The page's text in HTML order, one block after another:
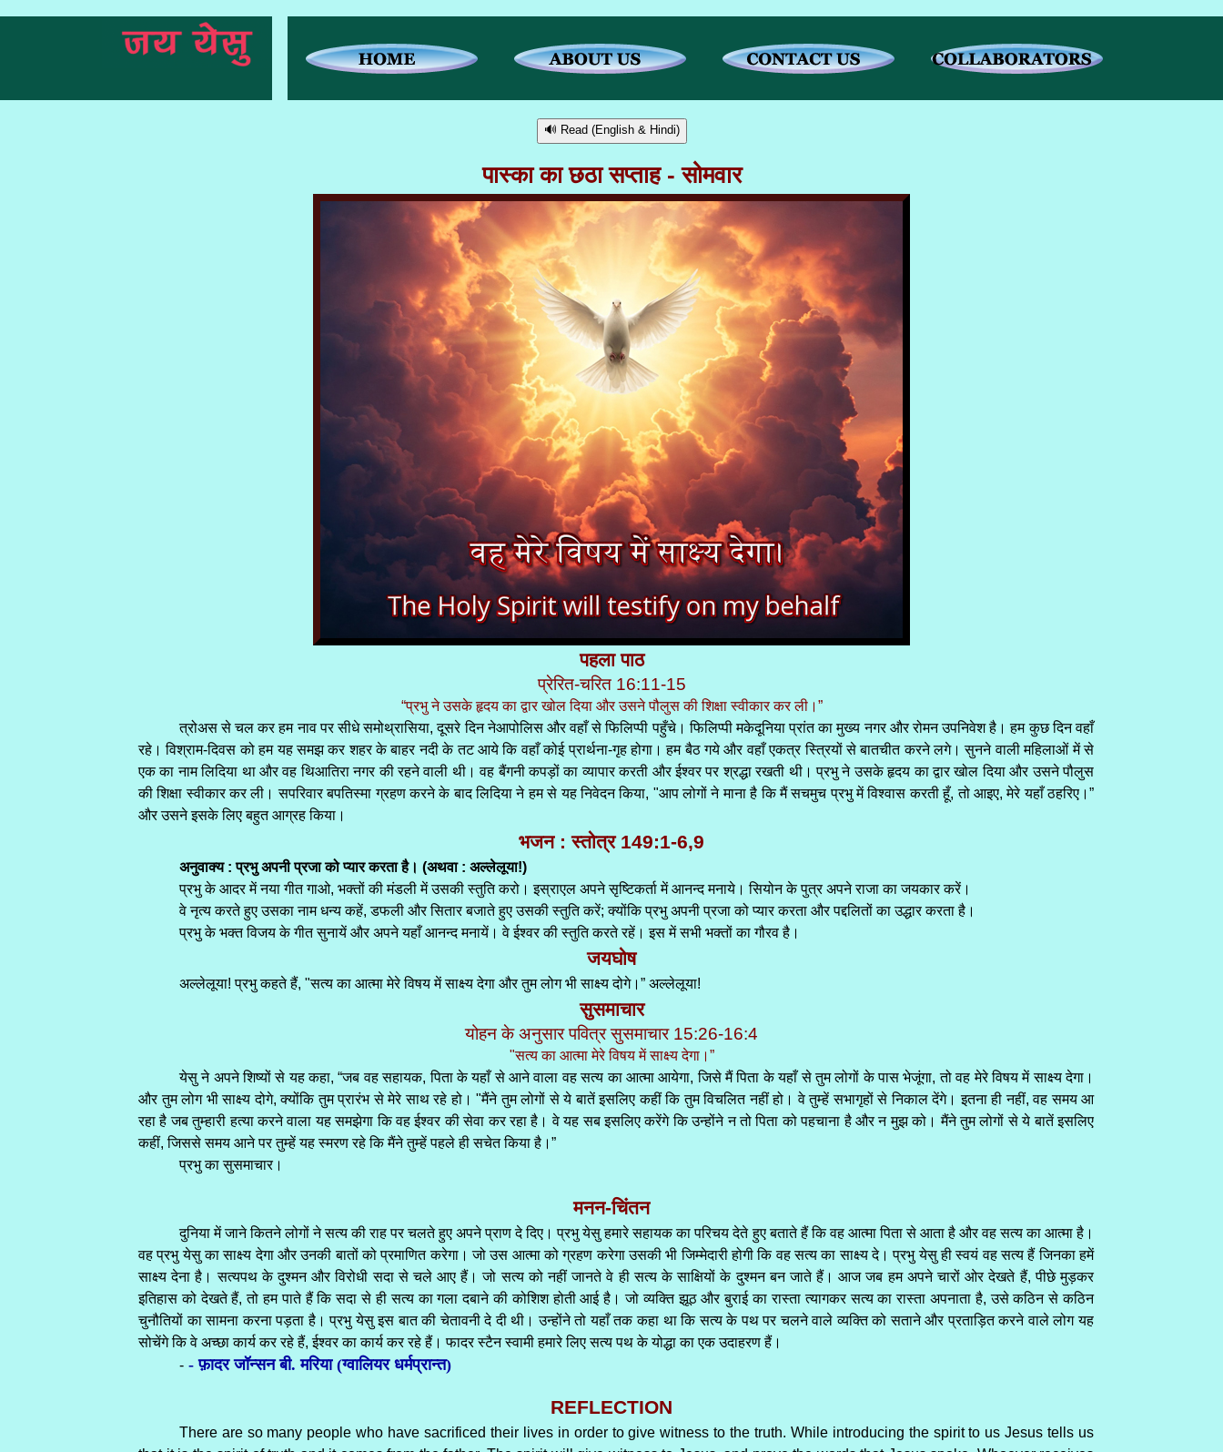
🔊 Read (English & Hindi)
पास्का का छठा सप्ताह - सोमवार
पहला पाठ
प्रेरित-चरित 16:11-15
“प्रभु ने उसके हृदय का द्वार खोल दिया और उसने पौलुस की शिक्षा स्वीकार कर ली।”
त्रोअस से चल कर हम नाव पर सीधे समोथ्रासिया, दूसरे दिन नेआपोलिस और वहाँ से फिलिप्पी पहुँचे। फिलिप्पी मकेदूनिया प्रांत का मुख्य नगर और रोमन उपनिवेश है। हम कुछ दिन वहाँ
रहे। विश्राम-दिवस को हम यह समझ कर शहर के बाहर नदी के तट आये कि वहाँ कोई प्रार्थना-गृह होगा। हम बैठ गये और वहाँ एकत्र स्त्रियों से बातचीत करने लगे। सुनने वाली महिलाओं में से
एक का नाम लिदिया था और वह थिआतिरा नगर की रहने वाली थी। वह बैंगनी कपड़ों का व्यापार करती और ईश्वर पर श्रद्धा रखती थी। प्रभु ने उसके हृदय का द्वार खोल दिया और उसने पौलुस
की शिक्षा स्वीकार कर ली। सपरिवार बपतिस्मा ग्रहण करने के बाद लिदिया ने हम से यह निवेदन किया, "आप लोगों ने माना है कि मैं सचमुच प्रभु में विश्वास करती हूँ, तो आइए, मेरे यहाँ ठहरिए।”
और उसने इसके लिए बहुत आग्रह किया।
भजन : स्तोत्र 149:1-6,9
अनुवाक्य : प्रभु अपनी प्रजा को प्यार करता है। (अथवा : अल्लेलूया!)
प्रभु के आदर में नया गीत गाओ, भक्तों की मंडली में उसकी स्तुति करो। इस्राएल अपने सृष्टिकर्ता में आनन्द मनाये। सियोन के पुत्र अपने राजा का जयकार करें।
वे नृत्य करते हुए उसका नाम धन्य कहें, डफली और सितार बजाते हुए उसकी स्तुति करें; क्योंकि प्रभु अपनी प्रजा को प्यार करता और पद्दलितों का उद्धार करता है।
प्रभु के भक्त विजय के गीत सुनायें और अपने यहाँ आनन्द मनायें। वे ईश्वर की स्तुति करते रहें। इस में सभी भक्तों का गौरव है।
जयघोष
अल्लेलूया! प्रभु कहते हैं, "सत्य का आत्मा मेरे विषय में साक्ष्य देगा और तुम लोग भी साक्ष्य दोगे।” अल्लेलूया!
सुसमाचार
योहन के अनुसार पवित्र सुसमाचार 15:26-16:4
"सत्य का आत्मा मेरे विषय में साक्ष्य देगा।”
येसु ने अपने शिष्यों से यह कहा, “जब वह सहायक, पिता के यहाँ से आने वाला वह सत्य का आत्मा आयेगा, जिसे मैं पिता के यहाँ से तुम लोगों के पास भेजूंगा, तो वह मेरे विषय में साक्ष्य देगा।
और तुम लोग भी साक्ष्य दोगे, क्योंकि तुम प्रारंभ से मेरे साथ रहे हो। "मैंने तुम लोगों से ये बातें इसलिए कहीं कि तुम विचलित नहीं हो। वे तुम्हें सभागृहों से निकाल देंगे। इतना ही नहीं, वह समय आ
रहा है जब तुम्हारी हत्या करने वाला यह समझेगा कि वह ईश्वर की सेवा कर रहा है। वे यह सब इसलिए करेंगे कि उन्होंने न तो पिता को पहचाना है और न मुझ को। मैंने तुम लोगों से ये बातें इसलिए
कहीं, जिससे समय आने पर तुम्हें यह स्मरण रहे कि मैंने तुम्हें पहले ही सचेत किया है।”
प्रभु का सुसमाचार।
मनन-चिंतन
दुनिया में जाने कितने लोगों ने सत्य की राह पर चलते हुए अपने प्राण दे दिए। प्रभु येसु हमारे सहायक का परिचय देते हुए बताते हैं कि वह आत्मा पिता से आता है और वह सत्य का आत्मा है।
वह प्रभु येसु का साक्ष्य देगा और उनकी बातों को प्रमाणित करेगा। जो उस आत्मा को ग्रहण करेगा उसकी भी जिम्मेदारी होगी कि वह सत्य का साक्ष्य दे। प्रभु येसु ही स्वयं वह सत्य हैं जिनका हमें
साक्ष्य देना है। सत्यपथ के दुश्मन और विरोधी सदा से चले आए हैं। जो सत्य को नहीं जानते वे ही सत्य के साक्षियों के दुश्मन बन जाते हैं। आज जब हम अपने चारों ओर देखते हैं, पीछे मुड़कर
इतिहास को देखते हैं, तो हम पाते हैं कि सदा से ही सत्य का गला दबाने की कोशिश होती आई है। जो व्यक्ति झूठ और बुराई का रास्ता त्यागकर सत्य का रास्ता अपनाता है, उसे कठिन से कठिन
चुनौतियों का सामना करना पड़ता है। प्रभु येसु इस बात की चेतावनी दे दी थी। उन्होंने तो यहाँ तक कहा था कि सत्य के पथ पर चलने वाले व्यक्ति को सताने और प्रताड़ित करने वाले लोग यह
सोचेंगे कि वे अच्छा कार्य कर रहे हैं, ईश्वर का कार्य कर रहे हैं। फादर स्टैन स्वामी हमारे लिए सत्य पथ के योद्धा का एक उदाहरण हैं।
-- फ़ादर जॉन्सन बी. मरिया (ग्वालियर धर्मप्रान्त)
REFLECTION
There are so many people who have sacrificed their lives in order to give witness to the truth. While introducing the spirit to us Jesus tells us